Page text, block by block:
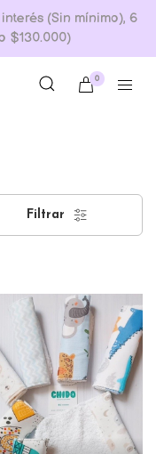
(Sin mínimo), 6
$130.000)
0
Filtrar